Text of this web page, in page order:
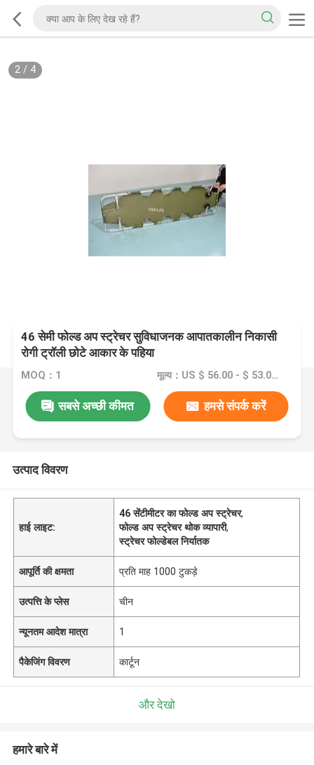
2/ 4
46 सेमी फोल्ड अप स्ट्रेचर सुविधाजनक आपातकालीन निकासी
रोगी ट्रॉली छोटे आकार के पहिया
MOQ：1 मूल्य：US $ 56.00 - $ 53.00/ pcs
सबसे अच्छी कीमत हमसे संपर्क करें
उत्पाद विवरण
हाई लाइट:
46 सेंटीमीटर का फोल्ड अप स्ट्रेचर,
फोल्ड अप स्ट्रेचर थोक व्यापारी,
स्ट्रेचर फोल्डेबल निर्यातक
आपूर्ति की क्षमता प्रति माह 1000 टुकड़े
उत्पत्ति के प्लेस चीन
न्यूनतम आदेश मात्रा 1
पैकेजिंग विवरण कार्टून
और देखो
हमारे बारे में